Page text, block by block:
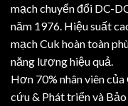
mạch chuyển đổi DC-
năm 1976. Hiệu suất
mạch Cuk hoàn toàn
năng lượng hiệu quả.
Hơn 70% nhân viên
cứu & Phát triển và